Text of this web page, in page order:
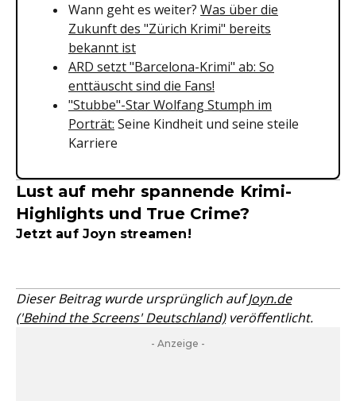
Wann geht es weiter? Was über die
Zukunft des "Zürich Krimi" bereits
bekannt ist
ARD setzt "Barcelona-Krimi" ab: So
enttäuscht sind die Fans!
"Stubbe"-Star Wolfang Stumph im
Porträt: Seine Kindheit und seine steile
Karriere
Lust auf mehr spannende Krimi-
Highlights und True Crime?
Jetzt auf Joyn streamen!
Dieser Beitrag wurde ursprünglich aufJoyn.de
('Behind the Screens' Deutschland)veröffentlicht.
- Anzeige -